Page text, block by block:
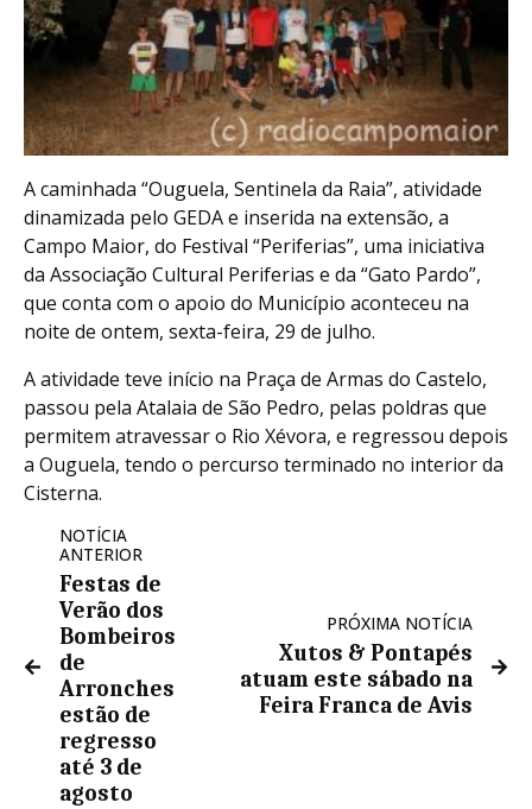
A caminhada “Ouguela, Sentinela da Raia”, atividade
dinamizada pelo GEDA e inserida na extensão, a
Campo Maior, do Festival “Periferias”, uma iniciativa
da Associação Cultural Periferias e da “Gato Pardo”,
que conta com o apoio do Município aconteceu na
noite de ontem, sexta-feira, 29 de julho.
A atividade teve início na Praça de Armas do Castelo,
passou pela Atalaia de São Pedro, pelas poldras que
permitem atravessar o Rio Xévora, e regressou depois
a Ouguela, tendo o percurso terminado no interior da
Cisterna.
NOTÍCIA
ANTERIOR
Festas de
Verão dos
Bombeiros
de
Arronches
estão de
regresso
até 3 de
agosto
PRÓXIMA NOTÍCIA
Xutos & Pontapés
atuam este sábado na
Feira Franca de Avis